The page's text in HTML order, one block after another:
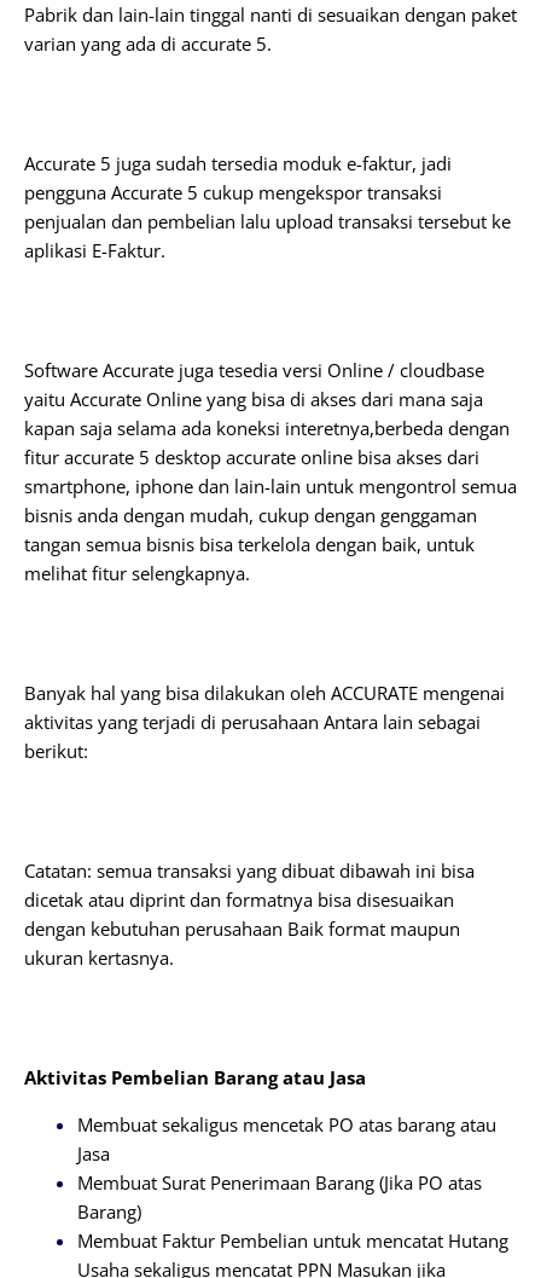
Pabrik dan lain-lain tinggal nanti di sesuaikan dengan paket
varian yang ada di accurate 5.
Accurate 5 juga sudah tersedia moduk e-faktur, jadi
pengguna Accurate 5 cukup mengekspor transaksi
penjualan dan pembelian lalu upload transaksi tersebut ke
aplikasi E-Faktur.
Software Accurate juga tesedia versi Online / cloudbase
yaitu Accurate Online yang bisa di akses dari mana saja
kapan saja selama ada koneksi interetnya,berbeda dengan
fitur accurate 5 desktop accurate online bisa akses dari
smartphone, iphone dan lain-lain untuk mengontrol semua
bisnis anda dengan mudah, cukup dengan genggaman
tangan semua bisnis bisa terkelola dengan baik, untuk
melihat fitur selengkapnya.
Banyak hal yang bisa dilakukan oleh ACCURATE mengenai
aktivitas yang terjadi di perusahaan Antara lain sebagai
berikut:
Catatan: semua transaksi yang dibuat dibawah ini bisa
dicetak atau diprint dan formatnya bisa disesuaikan
dengan kebutuhan perusahaan Baik format maupun
ukuran kertasnya.
Aktivitas Pembelian Barang atau Jasa
Membuat sekaligus mencetak PO atas barang atau
Jasa
Membuat Surat Penerimaan Barang (Jika PO atas
Barang)
Membuat Faktur Pembelian untuk mencatat Hutang
Usaha sekaligus mencatat PPN Masukan jika